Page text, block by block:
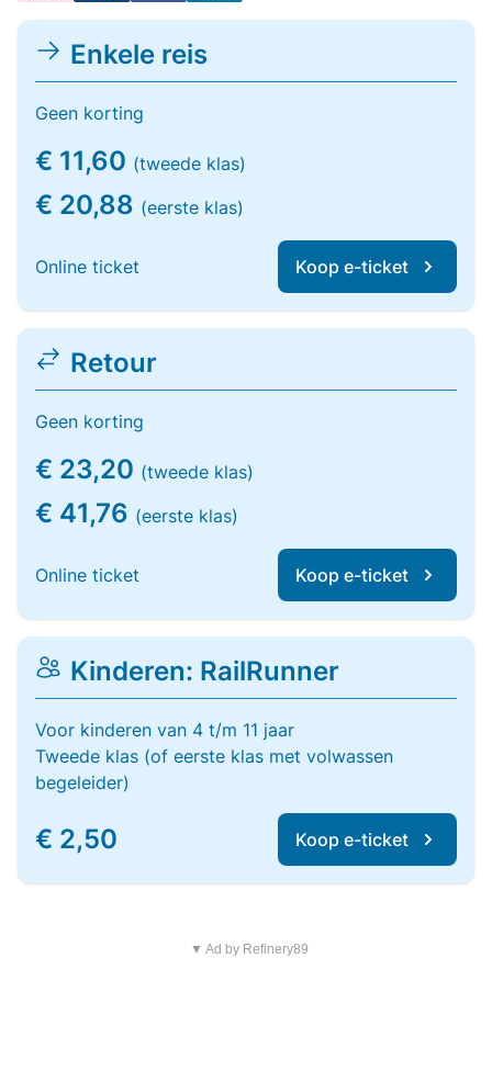
Enkele reis
Geen korting
€ 11,60 (tweede klas)
€ 20,88 (eerste klas)
Online ticket Koop e-ticket
Retour
Geen korting
€ 23,20 (tweede klas)
€ 41,76 (eerste klas)
Online ticket Koop e-ticket
Kinderen: RailRunner
Voor kinderen van 4 t/m 11 jaar
Tweede klas (of eerste klas met volwassen
begeleider)
€ 2,50 Koop e-ticket
▼ Ad by Refinery89